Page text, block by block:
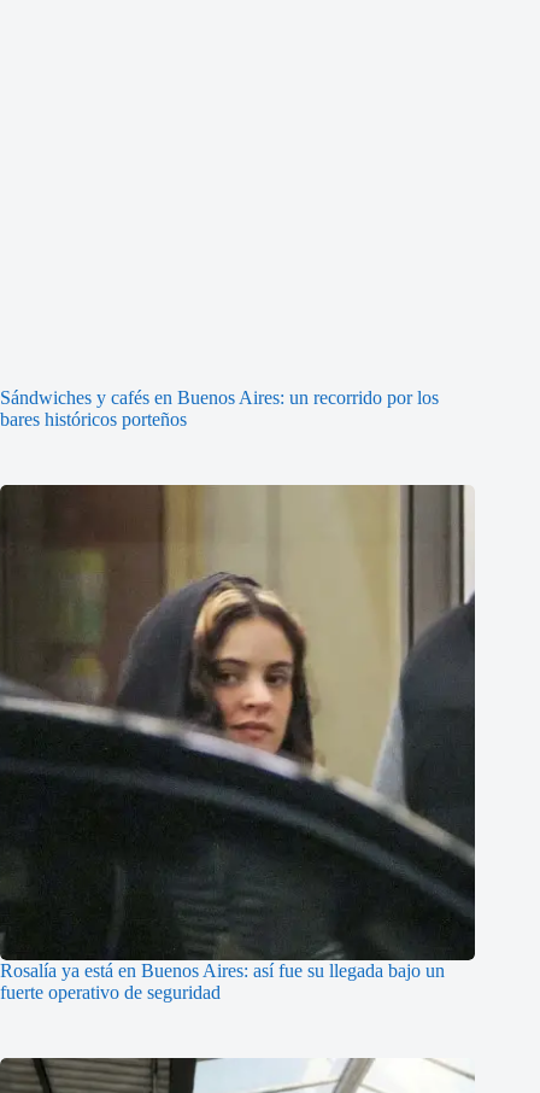
Sándwiches y cafés en Buenos Aires: un recorrido por los
bares históricos porteños
Rosalía ya está en Buenos Aires: así fue su llegada bajo un
fuerte operativo de seguridad